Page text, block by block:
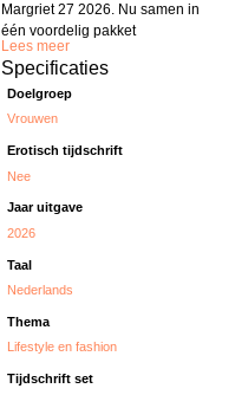
Margriet 27 2026. Nu samen in
één voordelig pakket
Lees meer
Specificaties
Doelgroep
Vrouwen
Erotisch tijdschrift
Nee
Jaar uitgave
2026
Taal
Nederlands
Thema
Lifestyle en fashion
Tijdschrift set